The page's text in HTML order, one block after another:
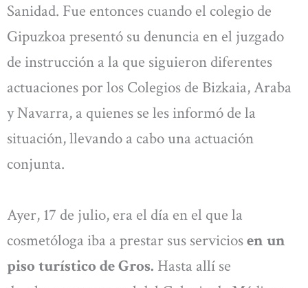
Sanidad. Fue entonces cuando el colegio de
Gipuzkoa presentó su denuncia en el juzgado
de instrucción a la que siguieron diferentes
actuaciones por los Colegios de Bizkaia, Araba
y Navarra, a quienes se les informó de la
situación, llevando a cabo una actuación
conjunta.
Ayer, 17 de julio, era el día en el que la
cosmetóloga iba a prestar sus serviciosen un
piso turístico de Gros. Hasta allí se